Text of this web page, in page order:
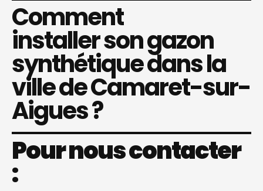
Comment
installer son gazon
synthétique dans la
ville de Camaret-sur-
Aigues ?
Pour nous contacter
: